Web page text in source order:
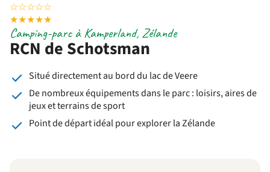
☆☆☆☆☆
★★★★★
RCN de Schotsman
Camping-parc à Kamperland, Zélande
Situé directement au bord du lac de Veere
‎De nombreux équipements dans le parc : loisirs, aires de
jeux et terrains de sport
‎Point de départ idéal pour explorer la Zélande